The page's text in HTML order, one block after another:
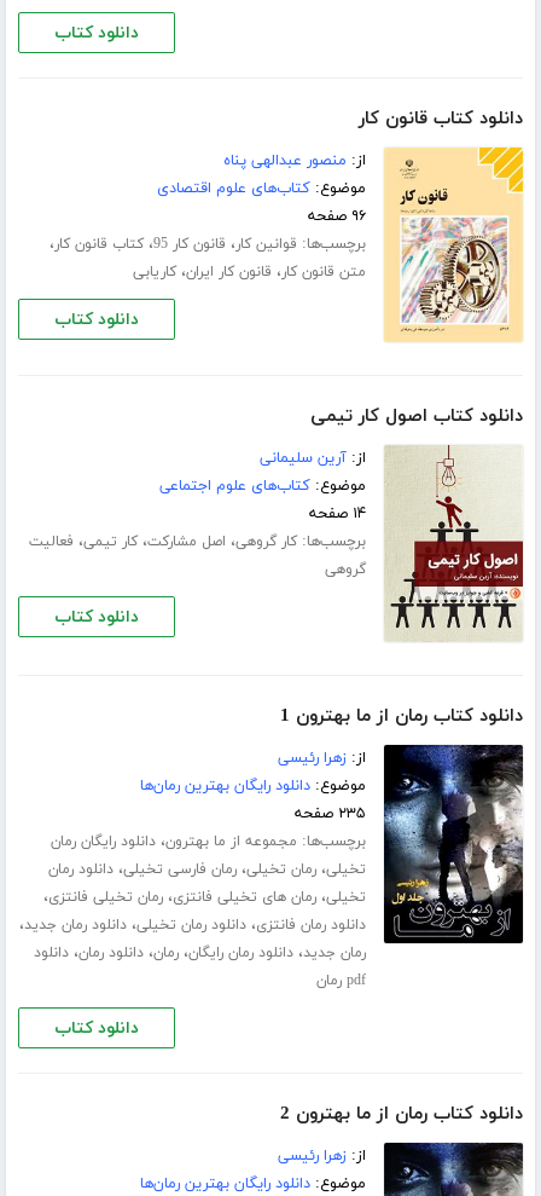
دانلود کتاب
دانلود کتاب قانون کار
از: منصور عبدالهی پناه
موضوع:کتاب‌های علوم اقتصادی
۹۶ صفحه
برچسب‌ها: قوانین کار، قانون کار 95 ،کتاب قانون کار،
متن قانون کار، قانون کار ایران،کاریابی
دانلود کتاب
دانلود کتاب اصول کار تیمی
از:آرین سلیمانی
موضوع:کتاب‌های علوم اجتماعی
۱۴ صفحه
برچسب‌ها:کار گروهی، اصل مشارکت،کار تیمی، فعالیت
گروهی
دانلود کتاب
دانلود کتاب رمان از ما بهترون 1
از:زهرا رئیسی
موضوع:دانلود رایگان بهترین رمان‌ها
۲۳۵ صفحه
برچسب‌ها: مجموعه از ما بهترون،دانلود رایگان رمان
تخیلی،رمان تخیلی،رمان فارسی تخیلی،دانلود رمان
تخیلی،رمان های تخیلی فانتزی،رمان تخیلی فانتزی،
دانلود رمان فانتزی،دانلود رمان تخیلی،دانلود رمان جدید،
رمان جدید،دانلود رمان رایگان،رمان،دانلود رمان،دانلود
pdf رمان
دانلود کتاب
دانلود کتاب رمان از ما بهترون 2
از:زهرا رئیسی
موضوع:دانلود رایگان بهترین رمان‌ها